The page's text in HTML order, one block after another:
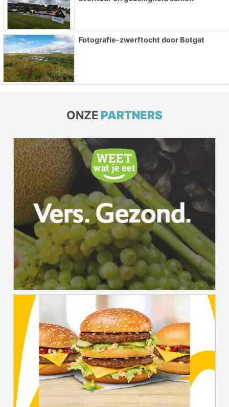
Fotografie-zwerftocht door Botgat
ONZE PARTNERS